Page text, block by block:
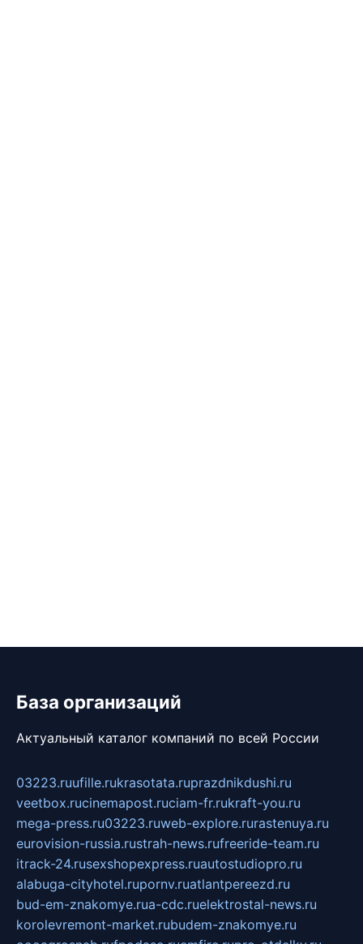
База организаций
Актуальный каталог компаний по всей России
03223.ruufille.rukrasotata.ruprazdnikdushi.ru
veetbox.rucinemapost.ruciam-fr.rukraft-you.ru
mega-press.ru03223.ruweb-explore.rurastenuya.ru
eurovision-russia.rustrah-news.rufreeride-team.ru
itrack-24.rusexshopexpress.ruautostudiopro.ru
alabuga-cityhotel.rupornv.ruatlantpereezd.ru
bud-em-znakomye.rua-cdc.ruelektrostal-news.ru
korolevremont-market.rubudem-znakomye.ru